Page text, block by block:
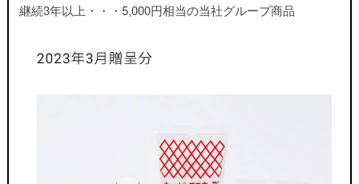
継続3年以上・・・5,000円相当の当社グループ商品